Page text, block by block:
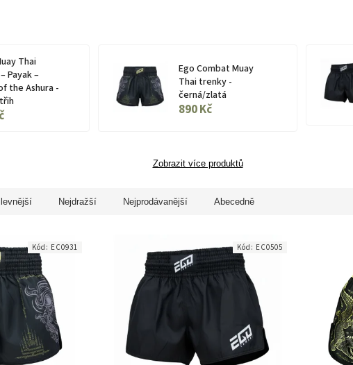
Thai
Payak –
the Ashura -
Ego Combat Muay
Thai trenky -
černá/zlatá
890 Kč
Zobrazit více produktů
Nejdražší Nejprodávanější Abecedně
Kód: EC0931 Kód: EC0505